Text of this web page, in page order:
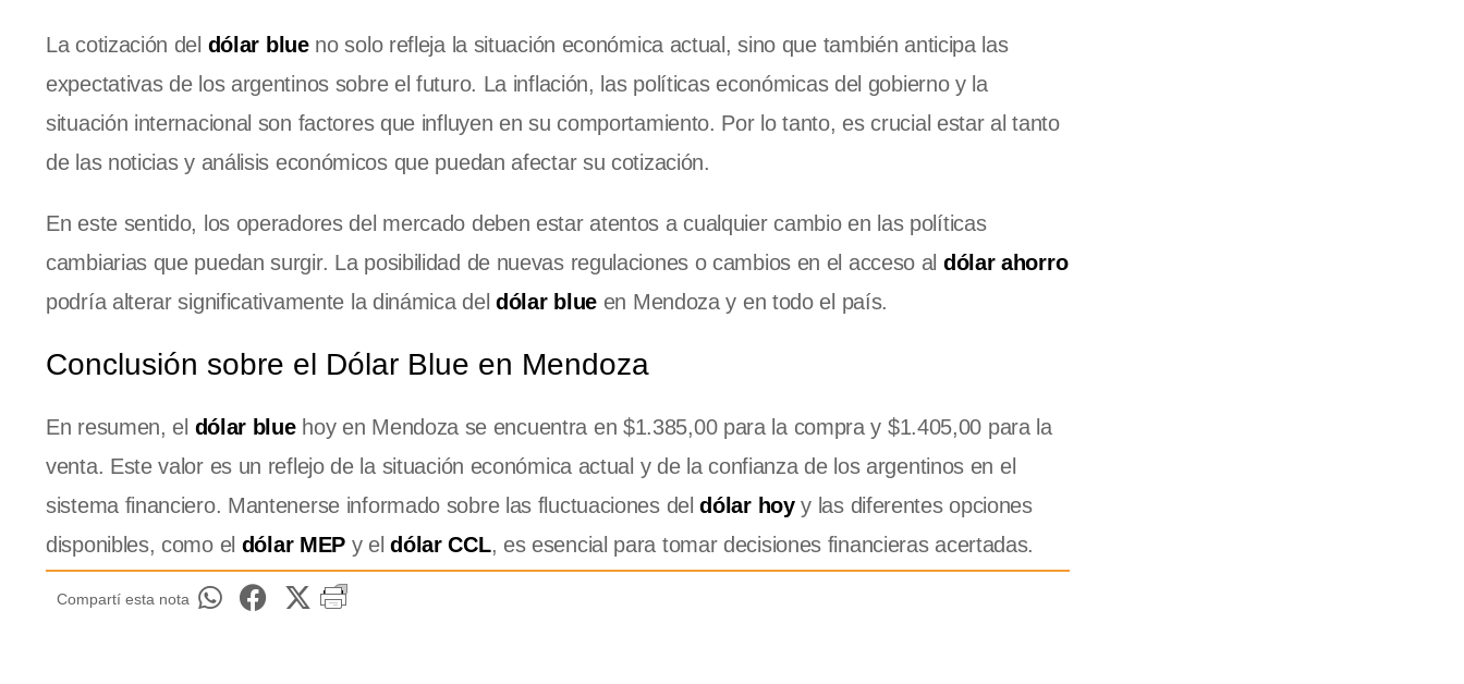
La cotización del dólar blueno solo refleja la situación económica actual, sino que también anticipa las
expectativas de los argentinos sobre el futuro. La inflación, las políticas económicas del gobierno y la
situación internacional son factores que influyen en su comportamiento. Por lo tanto, es crucial estar al tanto
de las noticias y análisis económicos que puedan afectar su cotización.
En este sentido, los operadores del mercado deben estar atentos a cualquier cambio en las políticas
cambiarias que puedan surgir. La posibilidad de nuevas regulaciones o cambios en el acceso al dólar ahorro
podría alterar significativamente la dinámica deldólar blue en Mendoza y en todo el país.
Conclusión sobre el Dólar Blue en Mendoza
En resumen, el dólar bluehoy en Mendoza se encuentra en $1.385,00 para la compra y $1.405,00 para la
venta. Este valor es un reflejo de la situación económica actual y de la confianza de los argentinos en el
sistema financiero. Mantenerse informado sobre las fluctuaciones deldólar hoyy las diferentes opciones
disponibles, como el dólar MEP y eldólar CCL, es esencial para tomar decisiones financieras acertadas.
Compartí esta nota